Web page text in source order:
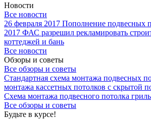
Новости
Все новости
26 февраля 2017 Пополнение подвесных
2017 ФАС разрешил рекламировать
коттеджей и бань
Все новости
Обзоры и советы
Все обзоры и советы
Стандартная схема монтажа подвесных
монтажа кассетных потолков с скрытой
Схема монтажа подвесного потолка
Все обзоры и советы
Будьте в курсе!